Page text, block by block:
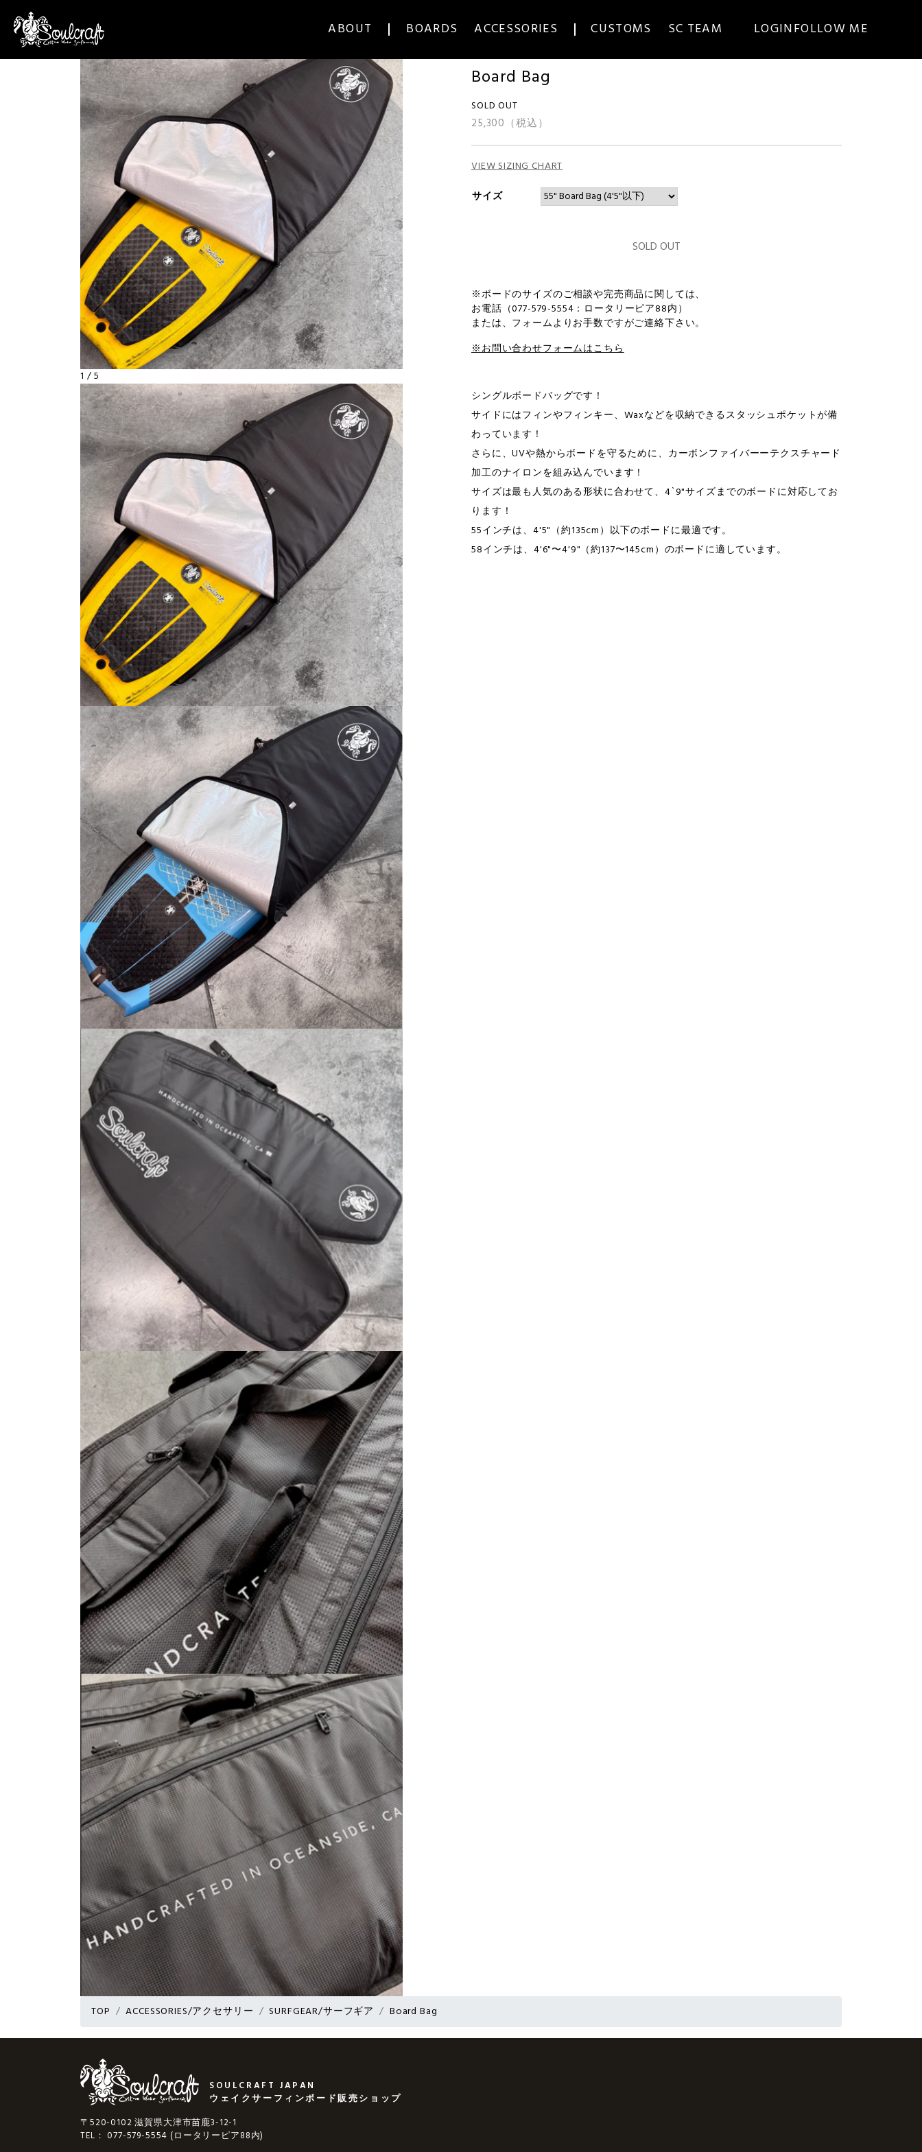
ABOUT BOARDS ACCESSORIES CUSTOMS SC TEAM LOGINFOLLOW ME
1 /5
Board Bag
SOLD OUT
25,300（税込）
VIEW SIZING CHART
サイズ
SOLD OUT
※ボードのサイズのご相談や完売商品に関しては、
お電話（077-579-5554：ロータリーピア88内）
または、フォームよりお手数ですがご連絡下さい。
※お問い合わせフォームはこちら
シングルボードバッグです！
サイドにはフィンやフィンキー、Waxなどを収納できるスタッシュポケットが備
わっています！
さらに、UVや熱からボードを守るために、カーボンファイバーーテクスチャード
加工のナイロンを組み込んでいます！
サイズは最も人気のある形状に合わせて、4`9"サイズまでのボードに対応してお
ります！
55インチは、4'5"（約135cm）以下のボードに最適です。
58インチは、4'6"〜4'9"（約137〜145cm）のボードに適しています。
TOP ACCESSORIES/アクセサリー SURFGEAR/サーフギア Board Bag
SOULCRAFT JAPAN
ウェイクサーフィンボード販売ショップ
〒520-0102 滋賀県大津市苗鹿3-12-1
TEL： 077-579-5554 (ロータリーピア88内)